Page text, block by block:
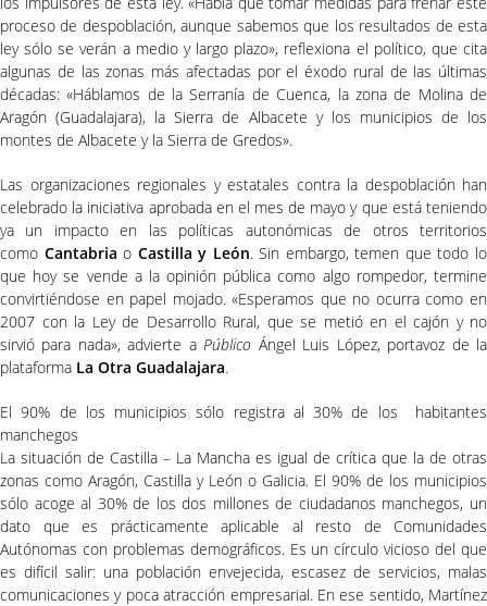
proceso de despoblación, aunque sabemos que los resultados de esta
ley sólo se verán a medio y largo plazo», reflexiona el político, que cita
algunas de las zonas más afectadas por el éxodo rural de las últimas
décadas: «Háblamos de la Serranía de Cuenca, la zona de Molina de
Aragón (Guadalajara), la Sierra de Albacete y los municipios de los
montes de Albacete y la Sierra de Gredos».
Las organizaciones regionales y estatales contra la despoblación han
celebrado la iniciativa aprobada en el mes de mayo y que está teniendo
ya un impacto en las políticas autonómicas de otros territorios
como Cantabria o Castilla y León. Sin embargo, temen que todo lo
que hoy se vende a la opinión pública como algo rompedor, termine
convirtiéndose en papel mojado. «Esperamos que no ocurra como en
2007 con la Ley de Desarrollo Rural, que se metió en el cajón y no
sirvió para nada», advierte aPúblico Ángel Luis López, portavoz de la
plataforma La Otra Guadalajara.
El 90% de los municipios sólo registra al 30% de los habitantes
manchegos
La situación de Castilla – La Mancha es igual de crítica que la de otras
zonas como Aragón, Castilla y León o Galicia. El 90% de los municipios
sólo acoge al 30% de los dos millones de ciudadanos manchegos, un
dato que es prácticamente aplicable al resto de Comunidades
Autónomas con problemas demográficos. Es un círculo vicioso del que
es difícil salir: una población envejecida, escasez de servicios, malas
comunicaciones y poca atracción empresarial. En ese sentido, Martínez